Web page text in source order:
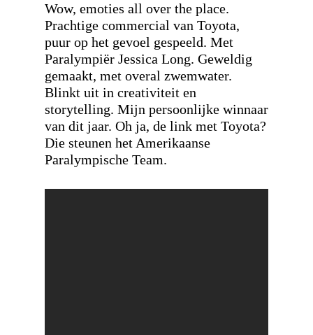
Wow, emoties all over the place.
Prachtige commercial van Toyota,
puur op het gevoel gespeeld. Met
Paralympiër Jessica Long. Geweldig
gemaakt, met overal zwemwater.
Blinkt uit in creativiteit en
storytelling. Mijn persoonlijke winnaar
van dit jaar. Oh ja, de link met Toyota?
Die steunen het Amerikaanse
Paralympische Team.